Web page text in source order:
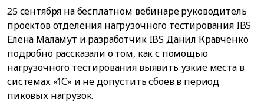
25 сентября на бесплатном вебинаре руководитель
проектов отделения нагрузочного тестирования IBS
Елена Маламут и разработчик IBS Данил Кравченко
подробно рассказали о том, как с помощью
нагрузочного тестирования выявить узкие места в
системах «1С» и не допустить сбоев в период
пиковых нагрузок.